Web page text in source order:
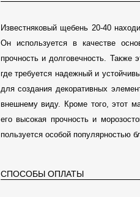
Известняковый щебень 20-40
Он используется в качестве
прочность и долговечность. Также
где требуется надежный и
для создания декоративных
внешнему виду. Кроме того, этот
его высокая прочность и
пользуется особой популярностью
СПОСОБЫ ОПЛАТЫ